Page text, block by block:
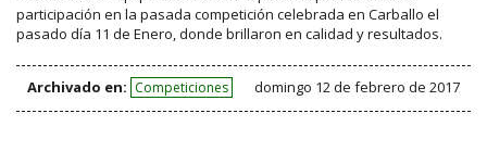
participación en la pasada competición celebrada en Carballo el
pasado día 11 de Enero, donde brillaron en calidad y resultados.
Archivado en: Competiciones domingo 12 de febrero de 2017